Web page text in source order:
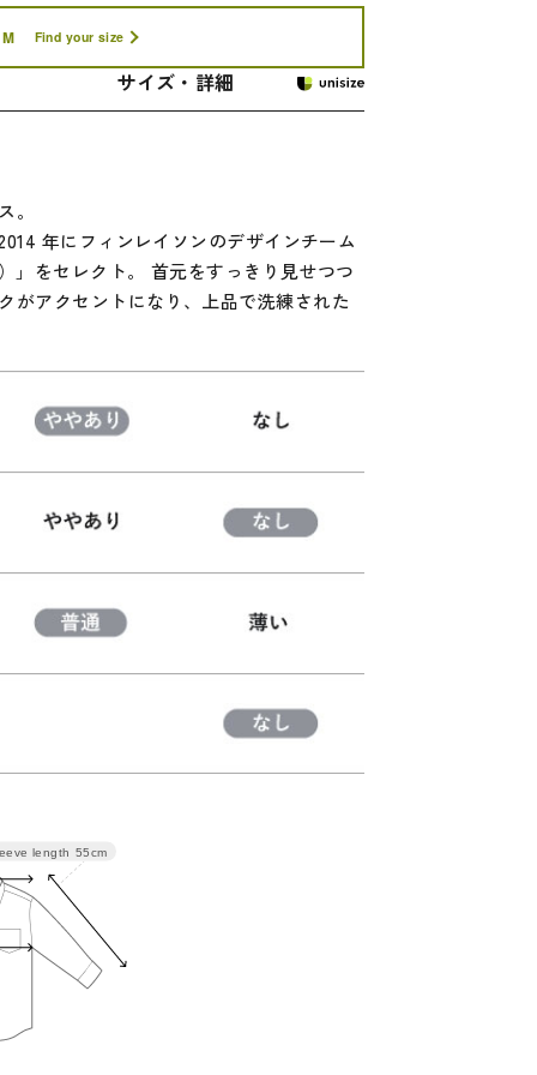
Find your size
サイズ・詳細
。
年にフィンレイソンのデザインチーム
」をセレクト。 首元をすっきり見せつつ
がアクセントになり、上品で洗練された
56
length 55cm